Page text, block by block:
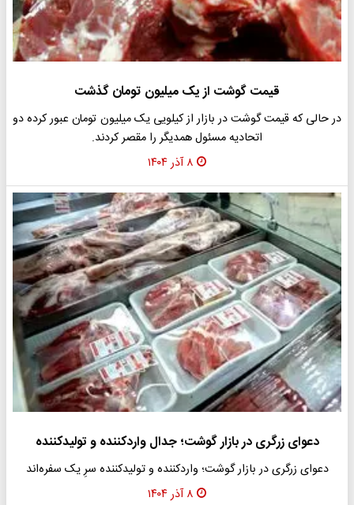
قیمت گوشت از یک میلیون تومان گذشت
در حالی که قیمت گوشت در بازار از کیلویی یک میلیون تومان عبور کرده دو
اتحادیه مسئول همدیگر را مقصر کردند.
۸ آذر ۱۴۰۴
دعوای زرگری در بازار گوشت؛ جدال واردکننده و تولیدکننده
دعوای زرگری در بازار گوشت؛ واردکننده و تولیدکننده سرِ یک سفره‌اند
۸ آذر ۱۴۰۴